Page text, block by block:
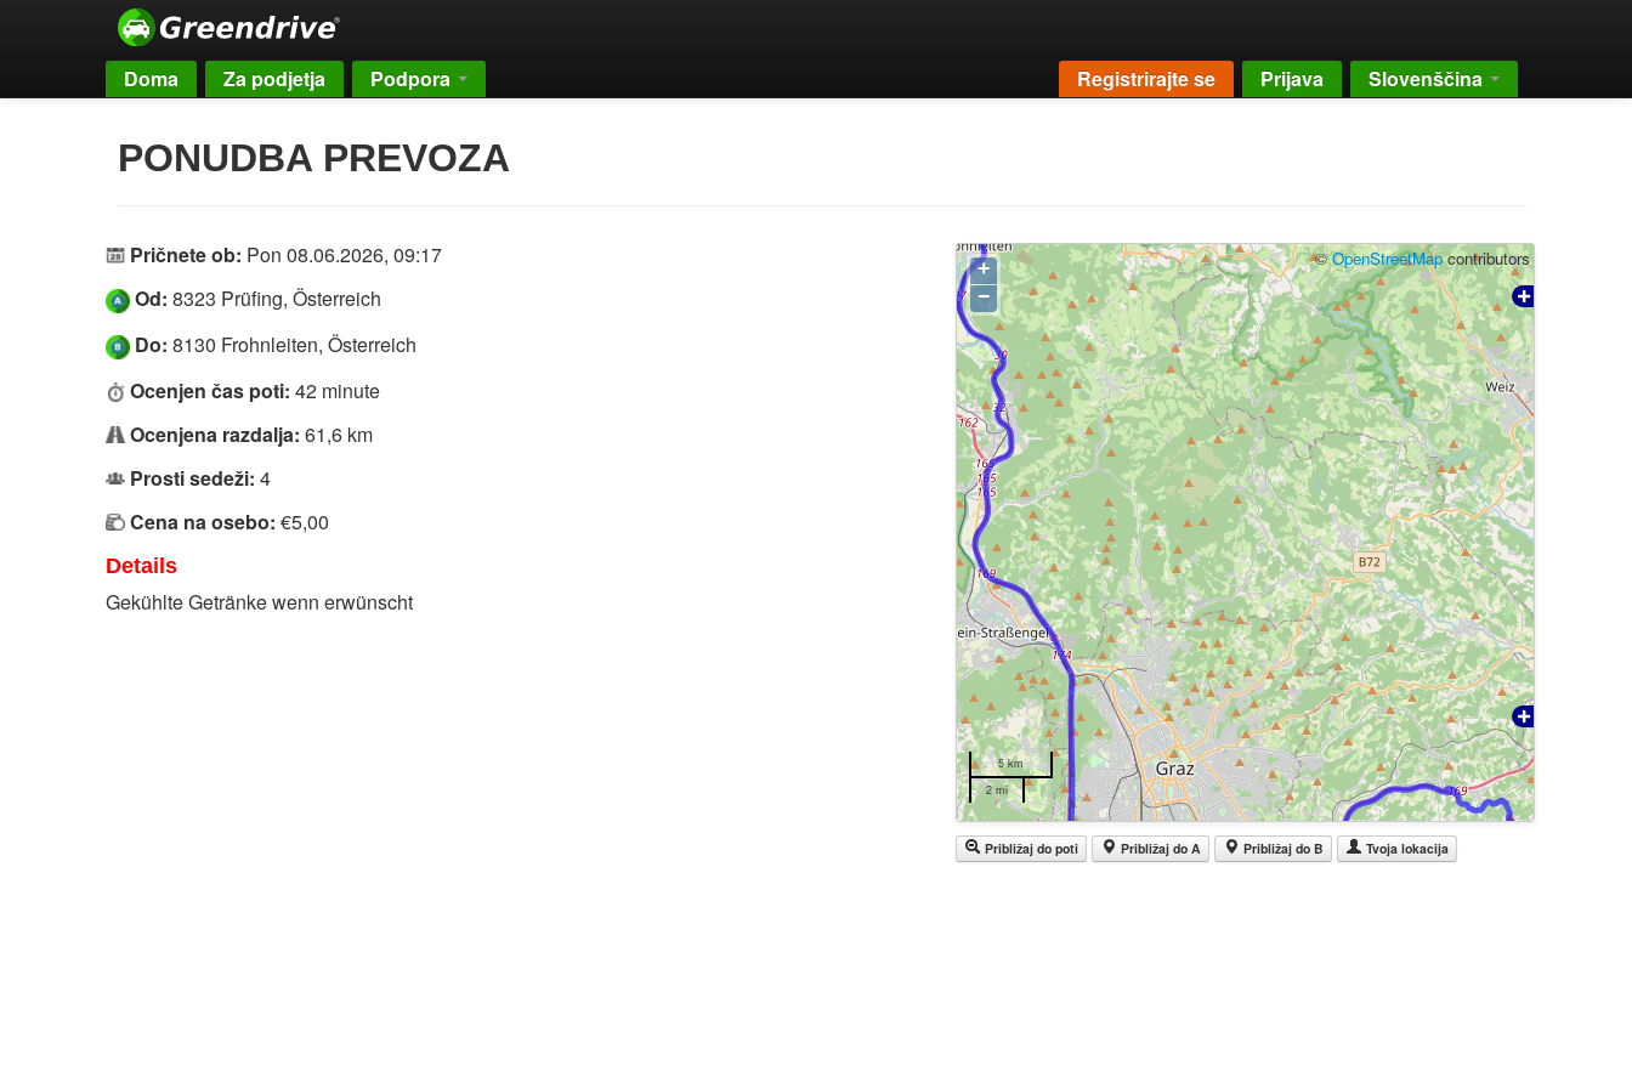
Doma Za podjetja Podpora Registrirajte se Prijava Slovenščina
PONUDBA PREVOZA
Pričnete ob: Pon 08.06.2026, 09:17
Od: 8323 Prüfing, Österreich
Do: 8130 Frohnleiten, Österreich
Ocenjen čas poti: 42 minute
Ocenjena razdalja: 61,6 km
Prosti sedeži: 4
Cena na osebo: €5,00
Details
Gekühlte Getränke wenn erwünscht
+
−
©OpenStreetMapcontributors
5 km
2 mi
Približaj do poti Približaj do A Približaj do B Tvoja lokacija